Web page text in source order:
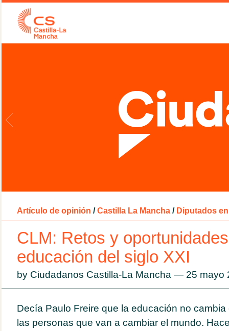
Artículo de opinión / Castilla La Mancha / Diputados
CLM: Retos y
educación del siglo XXI
by Ciudadanos Castilla-La Mancha — 25 mayo
Decía Paulo Freire que la educación no
las personas que van a cambiar el mundo.